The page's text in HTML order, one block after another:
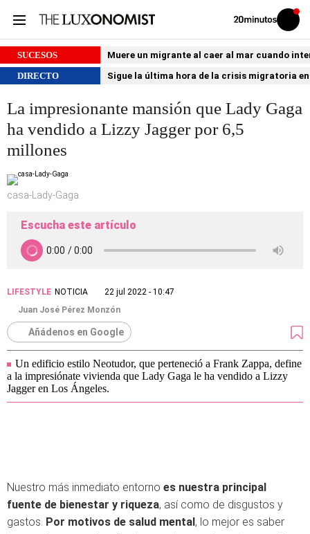
Volver
Iniciar
sesión
SUCESOS
Muere un migrante al caer al mar cuando
DIRECTO
Sigue la última hora de la crisis migratoria
La impresionante mansión que Lady Gaga
ha vendido a Lizzy Jagger por 6,5
millones
casa-Lady-Gaga
Escucha este artículo
LIFESTYLE NOTICIA
22 jul 2022 - 10:47
Juan José Pérez Monzón
Añádenos en Google
Un edificio estilo Neotudor, que perteneció a Frank Zappa, define
a la impresiónate vivienda que Lady Gaga le ha vendido a Lizzy
Jagger en Los Ángeles.
Nuestro más inmediato entorno es nuestra principal
fuente de bienestar y riqueza, así como de disgustos y
gastos. Por motivos de salud mental, lo mejor es saber